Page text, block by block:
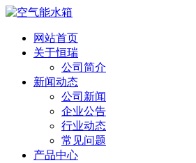
网站首页
关于恒瑞
公司简介
新闻动态
公司新闻
企业公告
行业动态
常见问题
产品中心